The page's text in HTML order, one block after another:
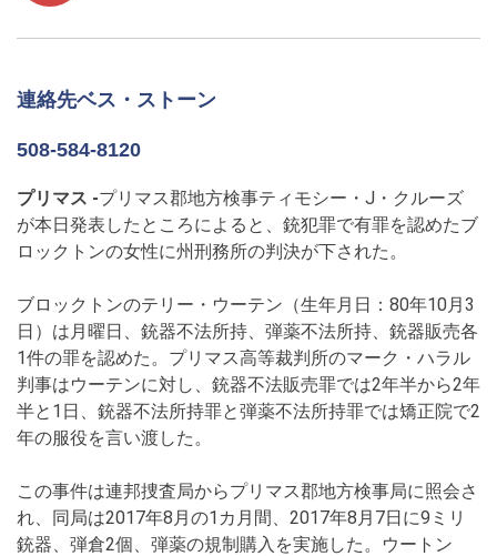
連絡先ベス・ストーン
508-584-8120
プリマス -プリマス郡地方検事ティモシー・J・クルーズ
が本日発表したところによると、銃犯罪で有罪を認めたブ
ロックトンの女性に州刑務所の判決が下された。
ブロックトンのテリー・ウーテン（生年月日：80年10月3
日）は月曜日、銃器不法所持、弾薬不法所持、銃器販売各
1件の罪を認めた。プリマス高等裁判所のマーク・ハラル
判事はウーテンに対し、銃器不法販売罪では2年半から2年
半と1日、銃器不法所持罪と弾薬不法所持罪では矯正院で2
年の服役を言い渡した。
この事件は連邦捜査局からプリマス郡地方検事局に照会さ
れ、同局は2017年8月の1カ月間、2017年8月7日に9ミリ
銃器、弾倉2個、弾薬の規制購入を実施した。ウートン